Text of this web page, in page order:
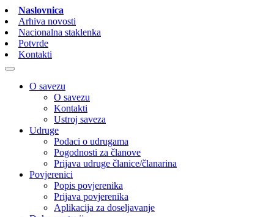
Naslovnica
Arhiva novosti
Nacionalna staklenka
Potvrde
Kontakti
O savezu
O savezu
Kontakti
Ustroj saveza
Udruge
Podaci o udrugama
Pogodnosti za članove
Prijava udruge članice/članarina
Povjerenici
Popis povjerenika
Prijava povjerenika
Aplikacija za doseljavanje